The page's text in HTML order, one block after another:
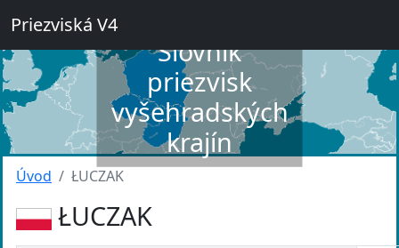
Priezviská V4
Slovník
priezvisk
vyšehradských
krajín
Úvod ŁUCZAK
ŁUCZAK